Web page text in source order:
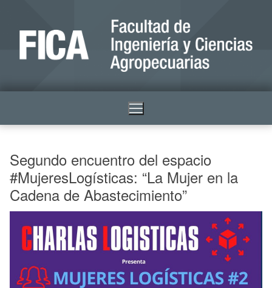
Segundo encuentro del espacio
#MujeresLogísticas: “La Mujer en la
Cadena de Abastecimiento”